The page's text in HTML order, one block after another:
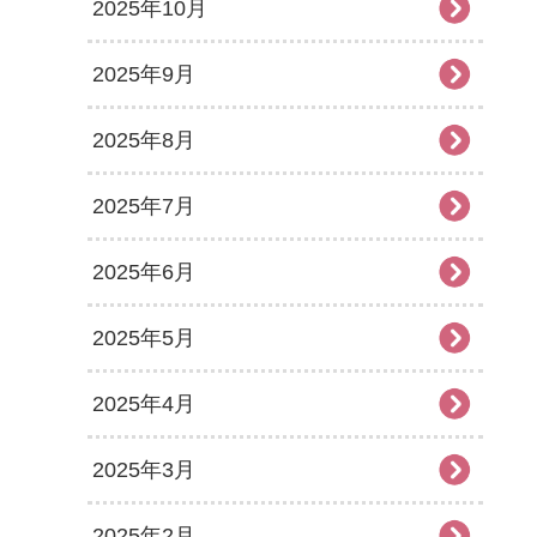
2025年10月
2025年9月
2025年8月
2025年7月
2025年6月
2025年5月
2025年4月
2025年3月